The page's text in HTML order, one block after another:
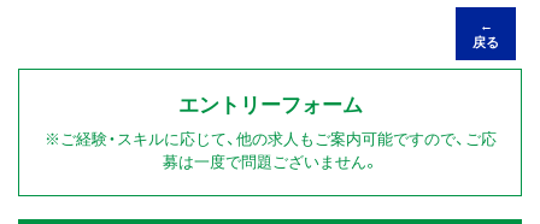
←
戻る
エントリーフォーム
※ご経験・スキルに応じて、他の求人もご案内可能ですので、ご応
募は一度で問題ございません。